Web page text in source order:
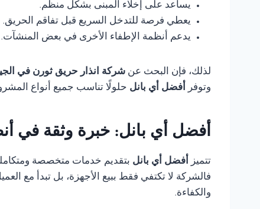
يساعد على إخلاء المبنى بشكل منظم.
يعطي فرصة للتدخل السريع قبل تفاقم الحريق.
يدعم أنظمة الإطفاء الأخرى في بعض المنشآت.
لذلك، فإن البحث عن شركة انذار حريق ثورن في
وتوفر أفضل أي بانل حلولًا تناسب جميع أنواع
أفضل أي بانل: خبرة وثقة في
تتميز أفضل أي بانل بتقديم خدمات متخصصة
فالشركة لا تكتفي فقط ببيع الأجهزة، بل تبدأ مع
والكفاءة.